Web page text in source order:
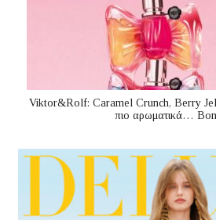
Viktor&Rolf: Caramel Crunch, Berry
πιο αρωματικά…